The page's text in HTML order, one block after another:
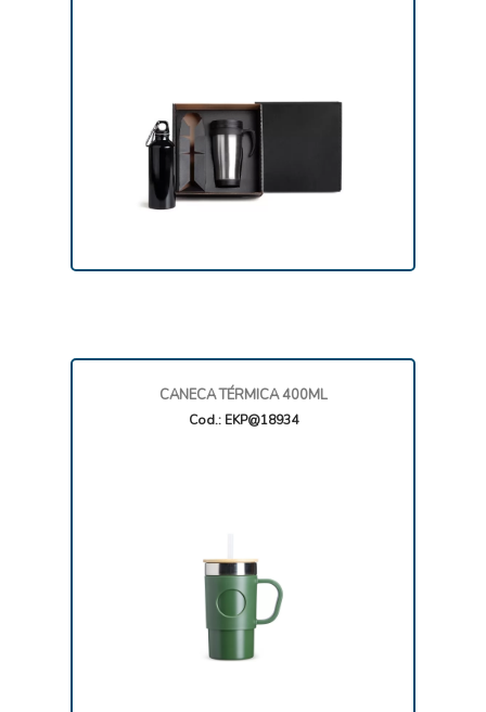
CANECA TÉRMICA 400ML
Cod.: EKP@18934